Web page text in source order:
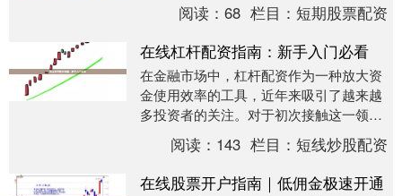
资方式（如银行贷....
阅读：68 栏目：短期股票配资
在线杠杆配资指南：新手入门必看
在金融市场中，杠杆配资作为一种放大资
金使用效率的工具，近年来吸引了越来越
多投资者的关注。对于初次接触这一领域
的新手而言，理解其运作原理、风险控制
以及选择正规平台....
阅读： 143 栏目：短线炒股配资
在线股票开户指南｜低佣金极速开通